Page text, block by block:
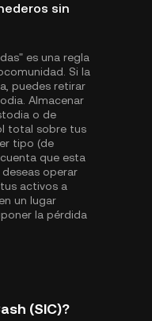
sin
es una regla
Si la
puedes retirar
Almacenar
o de
total sobre tus
tipo (de
que esta
operar
activos a
un lugar
la pérdida
(SIC)?